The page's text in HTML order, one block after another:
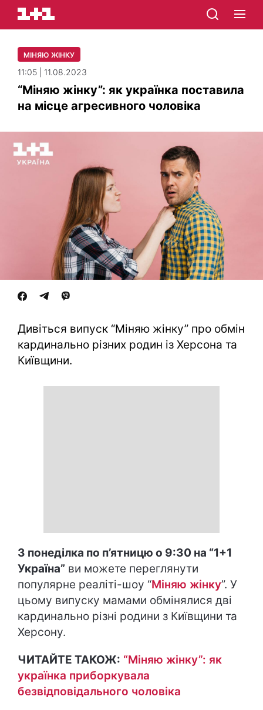
МІНЯЮ ЖІНКУ
11:05 | 11.08.2023
“Міняю жінку”: як українка поставила
на місце агресивного чоловіка
Дивіться випуск “Міняю жінку” про обмін
кардинально різних родин із Херсона та
Київщини.
З понеділка по п’ятницю о 9:30 на “1+1
Україна” ви можете переглянути
популярне реаліті-шоу “Міняю жінку”. У
цьому випуску мамами обмінялися дві
кардинально різні родини з Київщини та
Херсону.
ЧИТАЙТЕ ТАКОЖ: “Міняю жінку”: як
українка приборкувала
безвідповідального чоловіка